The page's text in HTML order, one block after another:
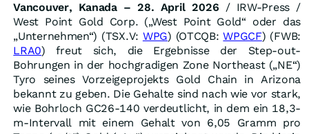
Vancouver, Kanada – 28. April 2026 / IRW-Press /
West Point Gold Corp. („West Point Gold“ oder das
„Unternehmen“) (TSX.V: WPG) (OTCQB: WPGCF) (FWB:
LRA0) freut sich, die Ergebnisse der Step-out-
Bohrungen in der hochgradigen Zone Northeast („NE“)
Tyro seines Vorzeigeprojekts Gold Chain in Arizona
bekannt zu geben. Die Gehalte sind nach wie vor stark,
wie Bohrloch GC26-140 verdeutlicht, in dem ein 18,3-
m-Intervall mit einem Gehalt von 6,05 Gramm pro